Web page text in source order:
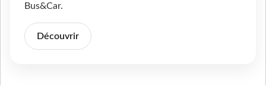
Bus&Car.
Découvrir